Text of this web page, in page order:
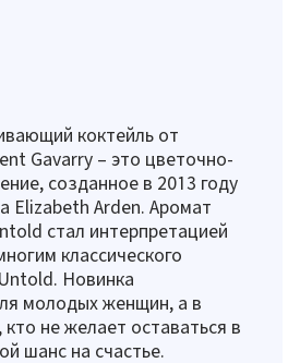
коктейль от
Gavarry – это цветочно-
созданное в 2013 году
Elizabeth Arden. Аромат
стал интерпретацией
классического
Новинка
молодых женщин, а в
не желает оставаться в
шанс на счастье.